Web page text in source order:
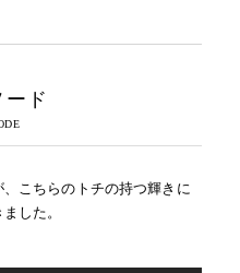
ド
こちらのトチの持つ輝きに
した。